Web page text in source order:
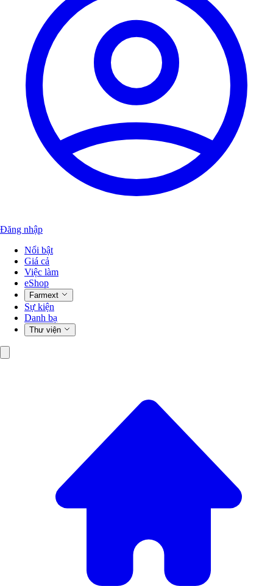
Đăng nhập
Nổi bật
Giá cả
Việc làm
eShop
Farmext
Sự kiện
Danh bạ
Thư viện